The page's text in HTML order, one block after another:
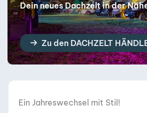
Finde dein perfektes Dachzelt!
Zur DACHZELT BERATUNG
Ein Jahreswechsel mit Stil!